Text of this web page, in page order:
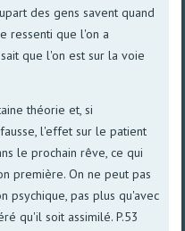
des gens savent quand
ressenti que l'on a
que l'on est sur la voie
théorie et, si
l'effet sur le patient
le prochain rêve, ce qui
première. On ne peut pas
psychique, pas plus qu'avec
qu'il soit assimilé. P.53